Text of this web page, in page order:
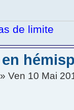
de limite
en
» Ven 10 Mai